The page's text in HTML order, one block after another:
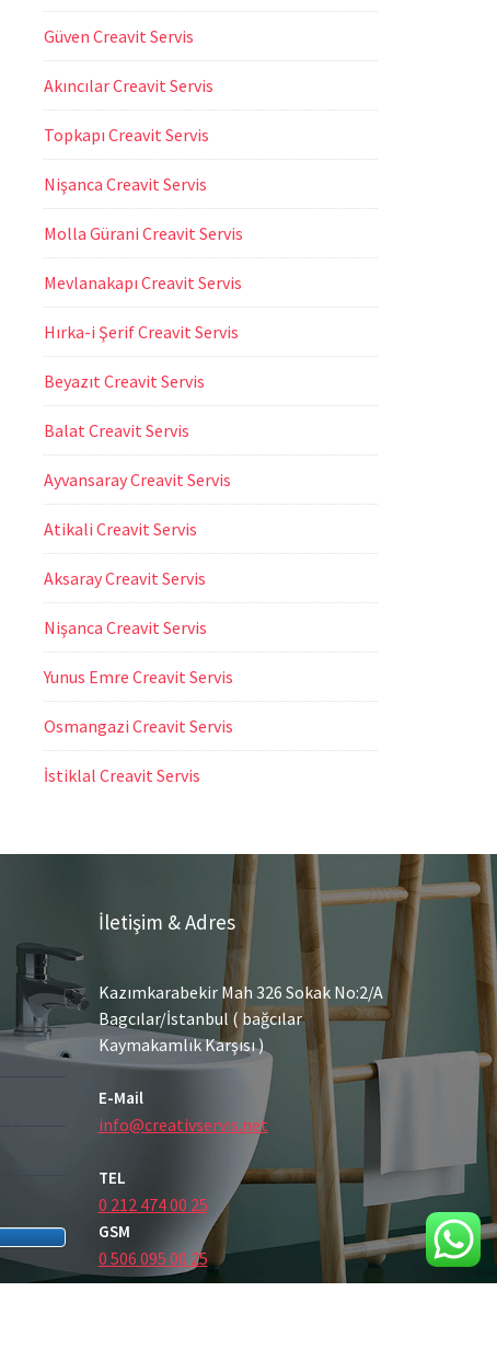
Güven Creavit Servis
Akıncılar Creavit Servis
Topkapı Creavit Servis
Nişanca Creavit Servis
Molla Gürani Creavit Servis
Mevlanakapı Creavit Servis
Hırka-i Şerif Creavit Servis
Beyazıt Creavit Servis
Balat Creavit Servis
Ayvansaray Creavit Servis
Atikali Creavit Servis
Aksaray Creavit Servis
Nişanca Creavit Servis
Yunus Emre Creavit Servis
Osmangazi Creavit Servis
İstiklal Creavit Servis
İletişim & Adres
Kazımkarabekir Mah 326 Sokak No:2/A
Bagcılar/İstanbul ( bağcılar
Kaymakamlık Karşısı )
E-Mail
info@creativservis.net
TEL
0 212 474 00 25
GSM
0 506 095 00 25